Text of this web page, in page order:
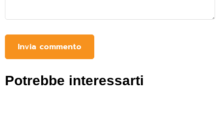
Potrebbe interessarti